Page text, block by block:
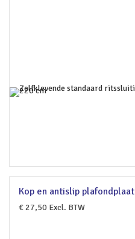
Kop en antislip plafondplaat
€27,50 Excl. BTW